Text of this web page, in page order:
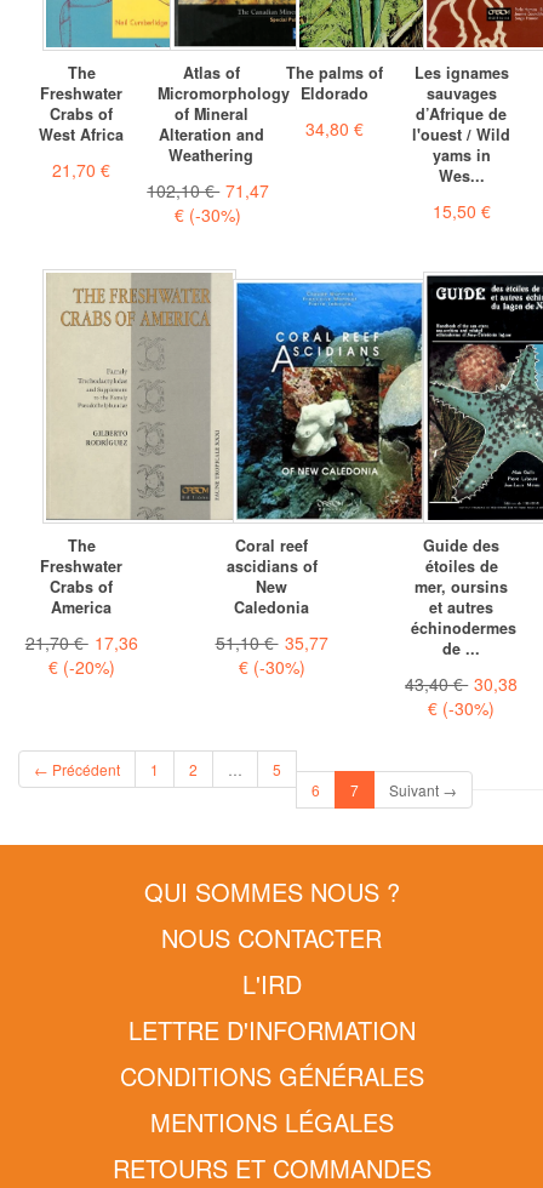
The
Freshwater
Crabs of
West Africa
21,70 €
Atlas of
Micromorphology
of Mineral
Alteration and
Weathering
102,10 € 71,47
€ (-30%)
The palms of
Eldorado
34,80 €
Les ignames
sauvages
d’Afrique de
l'ouest / Wild
yams in
Wes...
15,50 €
The
Freshwater
Crabs of
America
21,70 € 17,36
€ (-20%)
Coral reef
ascidians of
New
Caledonia
51,10 € 35,77
€ (-30%)
Guide des
étoiles de
mer, oursins
et autres
échinodermes
de ...
43,40 € 30,38
€ (-30%)
← Précédent 1 2 …
5
6
7(current)Suivant →
QUI SOMMES NOUS ?
NOUS CONTACTER
L'IRD
LETTRE D'INFORMATION
CONDITIONS GÉNÉRALES
MENTIONS LÉGALES
RETOURS ET COMMANDES